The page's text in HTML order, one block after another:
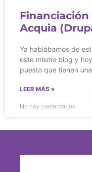
Financiación
Acquia
Ya hablábamos de
este mismo blog y
puesto que tienen
LEER MÁS »
No hay comentarios